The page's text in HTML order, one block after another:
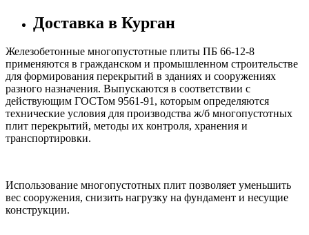
Доставка в Курган
Железобетонные многопустотные плиты ПБ 66-12-8
применяются в гражданском и промышленном строительстве
для формирования перекрытий в зданиях и сооружениях
разного назначения. Выпускаются в соответствии с
действующим ГОСТом 9561-91, которым определяются
технические условия для производства ж/б многопустотных
плит перекрытий, методы их контроля, хранения и
транспортировки.
Использование многопустотных плит позволяет уменьшить
вес сооружения, снизить нагрузку на фундамент и несущие
конструкции.